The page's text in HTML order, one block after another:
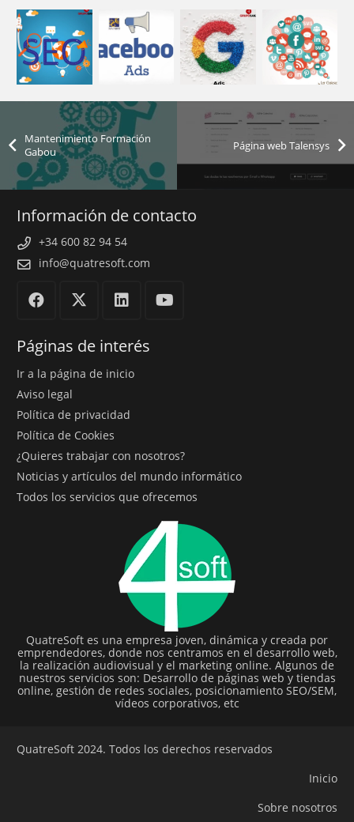
Mantenimiento Formación
Gabou
Página web Talensys
Información de contacto
+34 600 82 94 54
info@quatresoft.com
Páginas de interés
Ir a la página de inicio
Aviso legal
Política de privacidad
Política de Cookies
¿Quieres trabajar con nosotros?
Noticias y artículos del mundo informático
Todos los servicios que ofrecemos
QuatreSoft es una empresa joven, dinámica y creada por
emprendedores, donde nos centramos en el desarrollo web,
la realización audiovisual y el marketing online. Algunos de
nuestros servicios son: Desarrollo de páginas web y tiendas
online, gestión de redes sociales, posicionamiento SEO/SEM,
vídeos corporativos, etc
QuatreSoft 2024. Todos los derechos reservados
Inicio
Sobre nosotros